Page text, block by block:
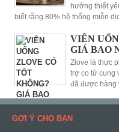
hưởng thiết
biết rằng 80% hệ thống miễn
VIÊN
GIÁ BAO
Zlove là thực
trợ co tử cung
đã được hàng
GỢI Ý CHO BẠN